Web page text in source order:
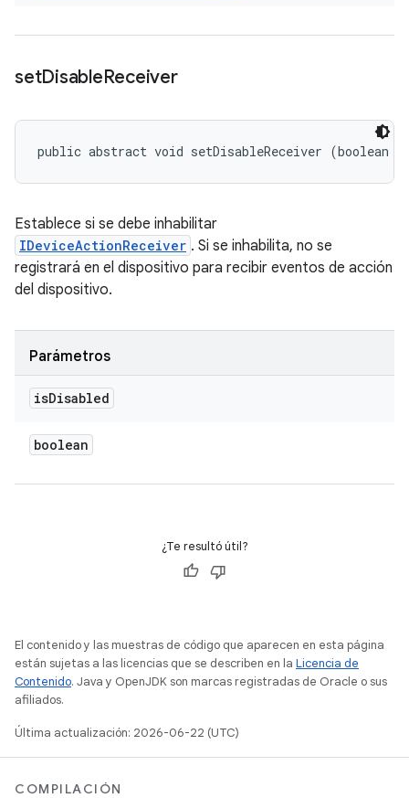
setDisableReceiver
public abstract void setDisableReceiver (boolean
Establece si se debe inhabilitar
IDeviceActionReceiver . Si se inhabilita, no se
registrará en el dispositivo para recibir eventos de acción
del dispositivo.
Parámetros
isDisabled
boolean
¿Te resultó útil?
El contenido y las muestras de código que aparecen en esta página
están sujetas a las licencias que se describen en la Licencia de
Contenido. Java y OpenJDK son marcas registradas de Oracle o sus
afiliados.
Última actualización: 2026-06-22 (UTC)
COMPILACIÓN